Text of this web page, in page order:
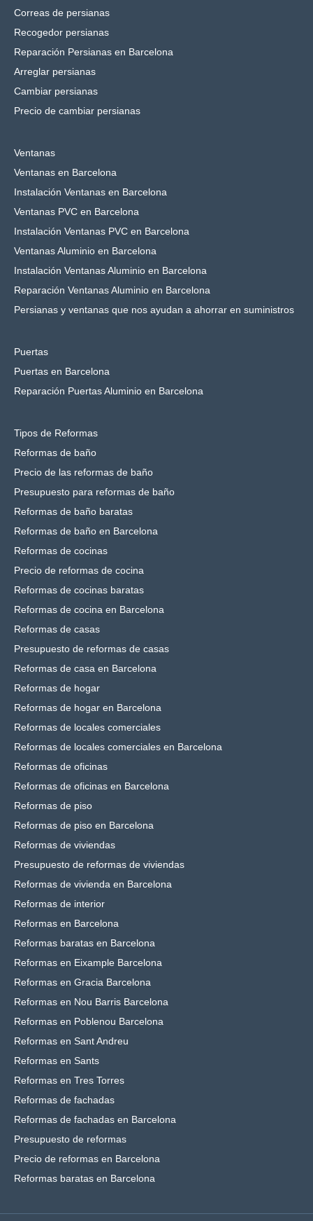
Correas de persianas
Recogedor persianas
Reparación Persianas en Barcelona
Arreglar persianas
Cambiar persianas
Precio de cambiar persianas
Ventanas
Ventanas en Barcelona
Instalación Ventanas en Barcelona
Ventanas PVC en Barcelona
Instalación Ventanas PVC en Barcelona
Ventanas Aluminio en Barcelona
Instalación Ventanas Aluminio en Barcelona
Reparación Ventanas Aluminio en Barcelona
Persianas y ventanas que nos ayudan a ahorrar en suministros
Puertas
Puertas en Barcelona
Reparación Puertas Aluminio en Barcelona
Tipos de Reformas
Reformas de baño
Precio de las reformas de baño
Presupuesto para reformas de baño
Reformas de baño baratas
Reformas de baño en Barcelona
Reformas de cocinas
Precio de reformas de cocina
Reformas de cocinas baratas
Reformas de cocina en Barcelona
Reformas de casas
Presupuesto de reformas de casas
Reformas de casa en Barcelona
Reformas de hogar
Reformas de hogar en Barcelona
Reformas de locales comerciales
Reformas de locales comerciales en Barcelona
Reformas de oficinas
Reformas de oficinas en Barcelona
Reformas de piso
Reformas de piso en Barcelona
Reformas de viviendas
Presupuesto de reformas de viviendas
Reformas de vivienda en Barcelona
Reformas de interior
Reformas en Barcelona
Reformas baratas en Barcelona
Reformas en Eixample Barcelona
Reformas en Gracia Barcelona
Reformas en Nou Barris Barcelona
Reformas en Poblenou Barcelona
Reformas en Sant Andreu
Reformas en Sants
Reformas en Tres Torres
Reformas de fachadas
Reformas de fachadas en Barcelona
Presupuesto de reformas
Precio de reformas en Barcelona
Reformas baratas en Barcelona